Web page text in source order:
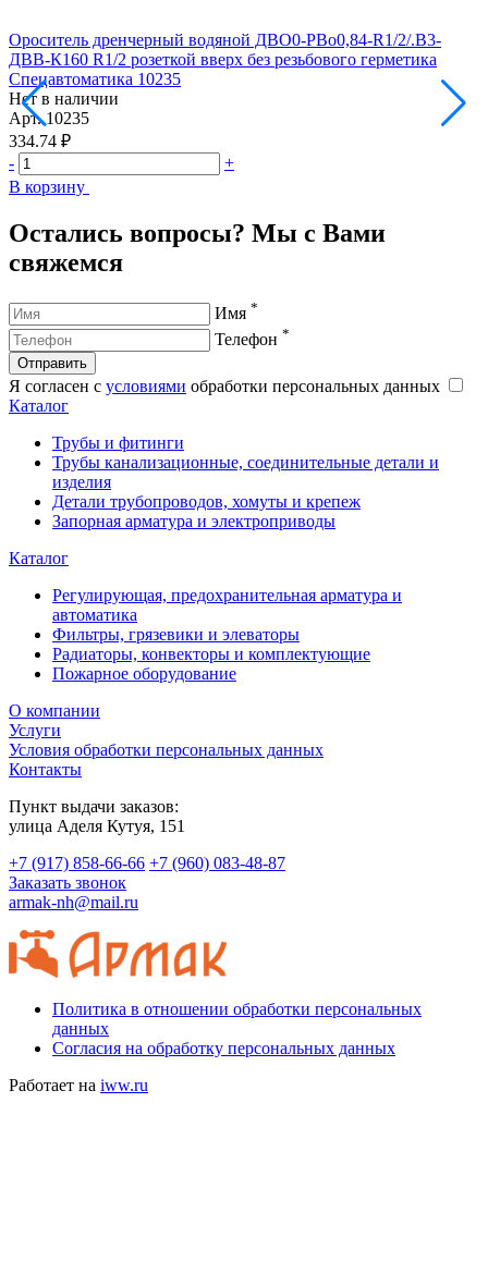
Ороситель дренчерный водяной ДВО0-РВо0,84-R1/2/.В3-
ДВВ-К160 R1/2 розеткой вверх без резьбового герметика
Спецавтоматика 10235
Нет в наличии
Арт. 10235
334.74 ₽
-
+
В корзину
Остались вопросы? Мы с Вами
свяжемся
Имя *
Телефон *
Отправить
Я согласен с условиями обработки персональных данных
Каталог
Трубы и фитинги
Трубы канализационные, соединительные детали и
изделия
Детали трубопроводов, хомуты и крепеж
Запорная арматура и электроприводы
Каталог
Регулирующая, предохранительная арматура и
автоматика
Фильтры, грязевики и элеваторы
Радиаторы, конвекторы и комплектующие
Пожарное оборудование
О компании
Услуги
Условия обработки персональных данных
Контакты
Пункт выдачи заказов:
​улица Аделя Кутуя, 151
+7 (917) 858-66-66 +7 (960) 083-48-87
Заказать звонок
armak-nh@mail.ru
Политика в отношении обработки персональных
данных
Согласия на обработку персональных данных
Работает на iww.ru